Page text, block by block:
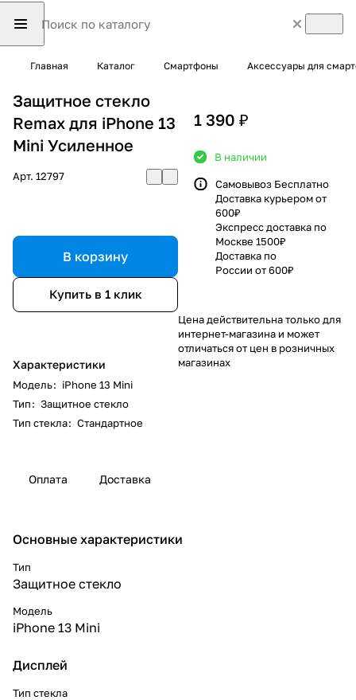
Главная Каталог Смартфоны Аксессуары для
Защитное стекло
Remax для iPhone 13
Mini Усиленное
Арт. 12797
В корзину
Купить в 1 клик
Характеристики
Модель: iPhone 13 Mini
Тип: Защитное стекло
Тип стекла: Стандартное
1 390 ₽
В наличии
Самовывоз Бесплатно
Доставка курьером от
600₽
Экспресс доставка по
Москве 1500₽
Доставка по
России от 600₽
Цена действительна только для
интернет-магазина и может
отличаться от цен в розничных
магазинах
Оплата Доставка
Основные характеристики
Тип
Защитное стекло
Модель
iPhone 13 Mini
Дисплей
Тип стекла